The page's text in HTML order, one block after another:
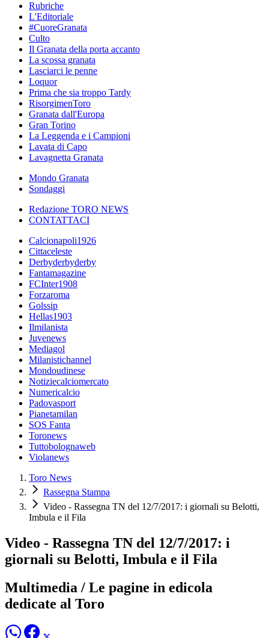
Rubriche
L'Editoriale
#CuoreGranata
Culto
Il Granata della porta accanto
La scossa granata
Lasciarci le penne
Loquor
Prima che sia troppo Tardy
RisorgimenToro
Granata dall'Europa
Gran Torino
La Leggenda e i Campioni
Lavata di Capo
Lavagnetta Granata
Mondo Granata
Sondaggi
Redazione TORO NEWS
CONTATTACI
Calcionapoli1926
Cittaceleste
Derbyderbyderby
Fantamagazine
FCInter1908
Forzaroma
Golssip
Hellas1903
Ilmilanista
Juvenews
Mediagol
Milanistichannel
Mondoudinese
Notiziecalciomercato
Numericalcio
Padovasport
Pianetamilan
SOS Fanta
Toronews
Tuttobolognaweb
Violanews
Toro News
Rassegna Stampa
Video - Rassegna TN del 12/7/2017: i giornali su Belotti,
Imbula e il Fila
Video - Rassegna TN del 12/7/2017: i
giornali su Belotti, Imbula e il Fila
Multimedia / Le pagine in edicola
dedicate al Toro